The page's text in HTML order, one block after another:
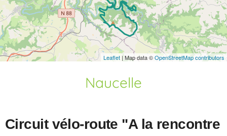
Leaflet | Map data ©OpenStreetMap contributors
Naucelle
Circuit vélo-route "A la rencontre